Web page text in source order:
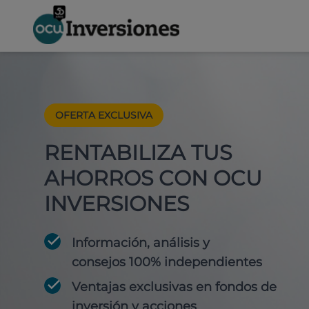
OFERTA EXCLUSIVA
RENTABILIZA TUS
AHORROS CON OCU
INVERSIONES
Información, análisis y
consejos 100% independientes
Ventajas exclusivas en fondos de